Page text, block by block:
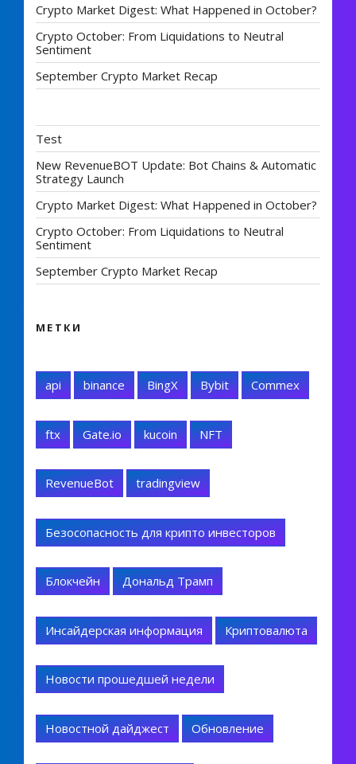
Crypto Market Digest: What Happened in October?
Crypto October: From Liquidations to Neutral
Sentiment
September Crypto Market Recap
Test
New RevenueBOT Update: Bot Chains & Automatic
Strategy Launch
Crypto Market Digest: What Happened in October?
Crypto October: From Liquidations to Neutral
Sentiment
September Crypto Market Recap
МЕТКИ
api binance BingX Bybit Commex
ftx Gate.io kucoin NFT
RevenueBot tradingview
Безосопасность для крипто инвесторов
Блокчейн Дональд Трамп
Инсайдерская информация Криптовалюта
Новости прошедшей недели
Новостной дайджест Обновление